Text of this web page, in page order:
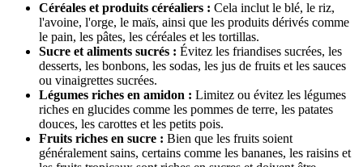
Céréales et produits céréaliers : Cela inclut le blé, le riz,
l'avoine, l'orge, le maïs, ainsi que les produits dérivés comme
le pain, les pâtes, les céréales et les tortillas.
Sucre et aliments sucrés : Évitez les friandises sucrées, les
desserts, les bonbons, les sodas, les jus de fruits et les sauces
ou vinaigrettes sucrées.
Légumes riches en amidon : Limitez ou évitez les légumes
riches en glucides comme les pommes de terre, les patates
douces, les carottes et les petits pois.
Fruits riches en sucre : Bien que les fruits soient
généralement sains, certains comme les bananes, les raisins et